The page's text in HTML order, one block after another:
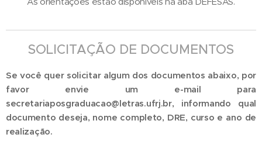
SOLICITAÇÃO DE DOCUMENTOS
Se você quer solicitar algum dos documentos abaixo, por
favor envie um e-mail para
secretariaposgraduacao@letras.ufrj.br, informando qual
documento deseja, nome completo, DRE, curso e ano de
realização.